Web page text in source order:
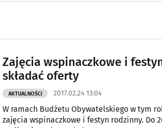
Zajęcia wspinaczkowe i
składać oferty
AKTUALNOŚCI 2017.02.24 13:04
W ramach Budżetu Obywatelskiego w tym
zajęcia wspinaczkowe i festyn rodzinny. Do